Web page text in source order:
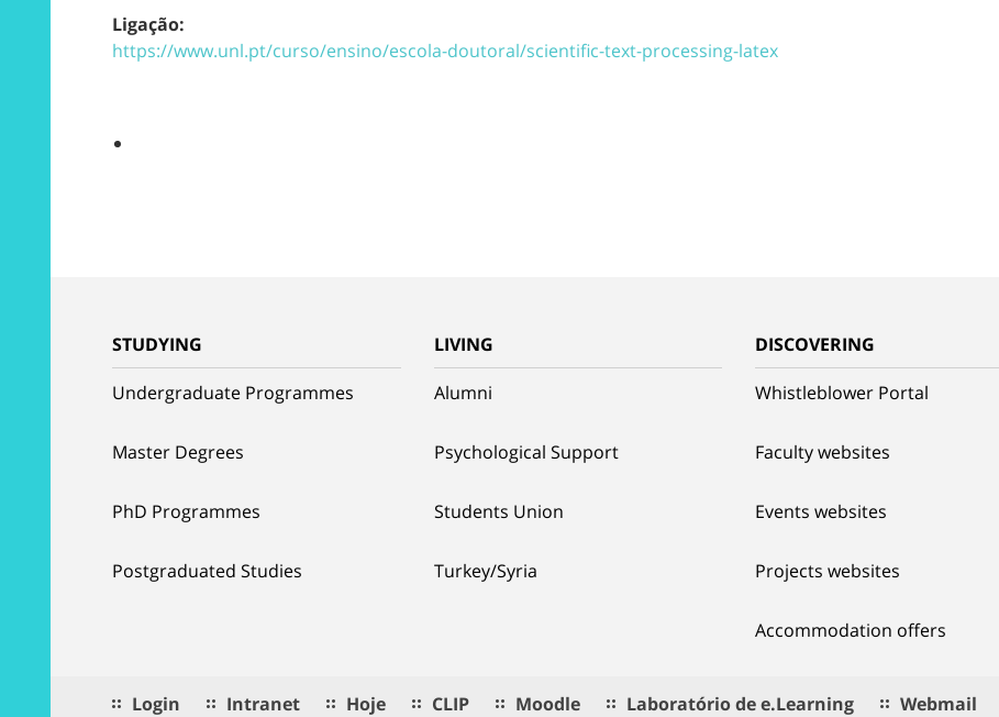
Ligação:
https://www.unl.pt/curso/ensino/escola-doutoral/scientific-text-processing-latex
STUDYING
Undergraduate Programmes
Master Degrees
PhD Programmes
Postgraduated Studies
LIVING
Alumni
Psychological Support
Students Union
Turkey/Syria
DISCOVERING
Whistleblower Portal
Faculty websites
Events websites
Projects websites
Accommodation offers
Login Intranet Hoje CLIP Moodle Laboratório de e.Learning Webmail